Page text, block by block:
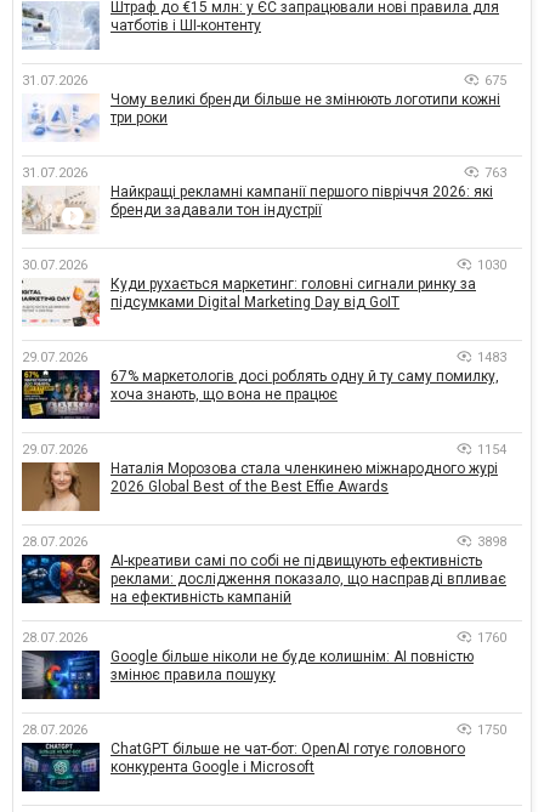
Штраф до €15 млн: у ЄС запрацювали нові правила для
чатботів і ШІ-контенту
31.07.2026 675
Чому великі бренди більше не змінюють логотипи кожні
три роки
31.07.2026 763
Найкращі рекламні кампанії першого півріччя 2026: які
бренди задавали тон індустрії
30.07.2026 1030
Куди рухається маркетинг: головні сигнали ринку за
підсумками Digital Marketing Day від GoIT
29.07.2026 1483
67% маркетологів досі роблять одну й ту саму помилку,
хоча знають, що вона не працює
29.07.2026 1154
Наталія Морозова стала членкинею міжнародного журі
2026 Global Best of the Best Effie Awards
28.07.2026 3898
AI-креативи самі по собі не підвищують ефективність
реклами: дослідження показало, що насправді впливає
на ефективність кампаній
28.07.2026 1760
Google більше ніколи не буде колишнім: AI повністю
змінює правила пошуку
28.07.2026 1750
ChatGPT більше не чат-бот: OpenAI готує головного
конкурента Google і Microsoft